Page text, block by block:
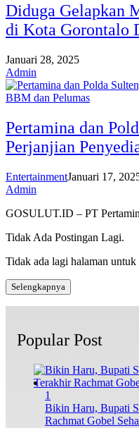
Diduga Gelapkan
di Kota Gorontalo
Januari 28, 2025
Admin
Pertamina dan
Perjanjian
EntertainmentJanuari 17,
Admin
GOSULUT.ID – PT
Tidak Ada Postingan Lagi.
Tidak ada lagi halaman untuk
Selengkapnya
Popular Post
1
Bikin Haru, Bupati
Rachmat Gobel